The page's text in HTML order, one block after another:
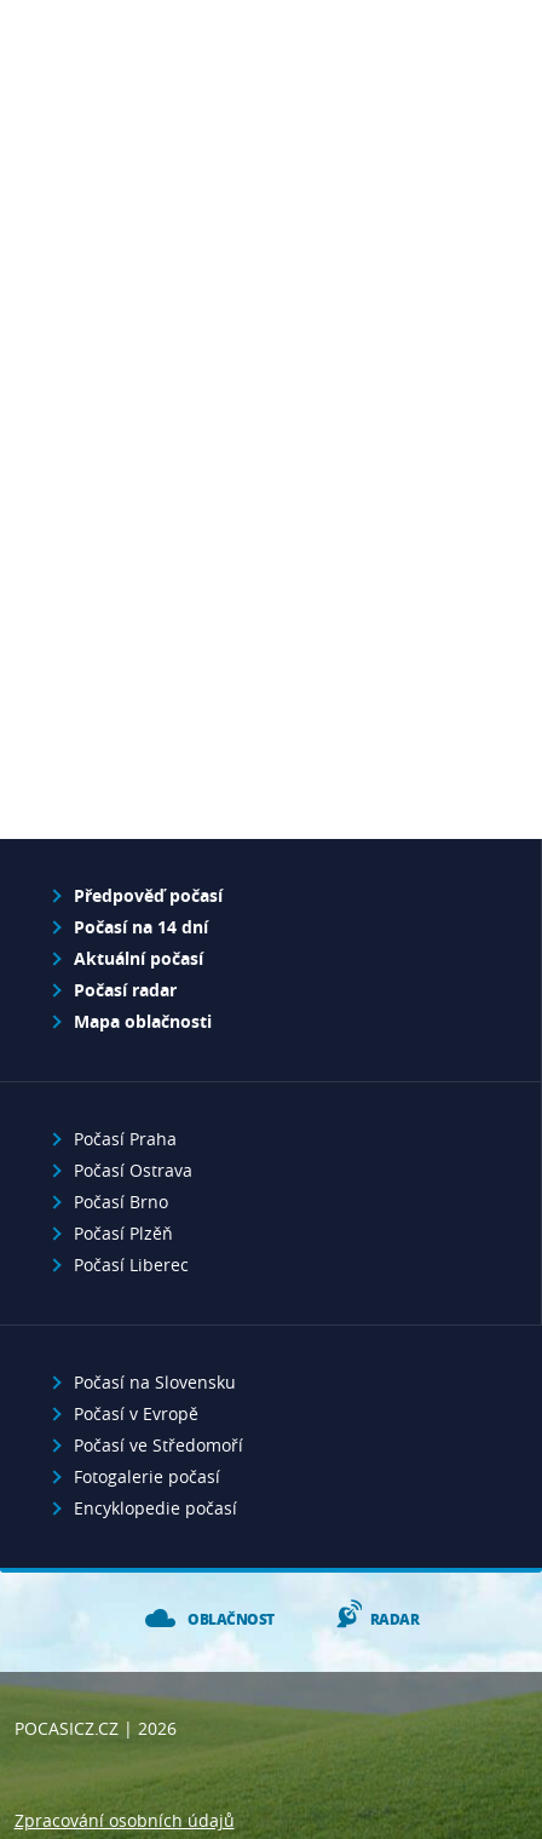
Předpověď počasí
Počasí na 14 dní
Aktuální počasí
Počasí radar
Mapa oblačnosti
Počasí Praha
Počasí Ostrava
Počasí Brno
Počasí Plzěň
Počasí Liberec
Počasí na Slovensku
Počasí v Evropě
Počasí ve Středomoří
Fotogalerie počasí
Encyklopedie počasí
OBLAČNOST RADAR
POCASICZ.CZ| 2026
Zpracování osobních údajů